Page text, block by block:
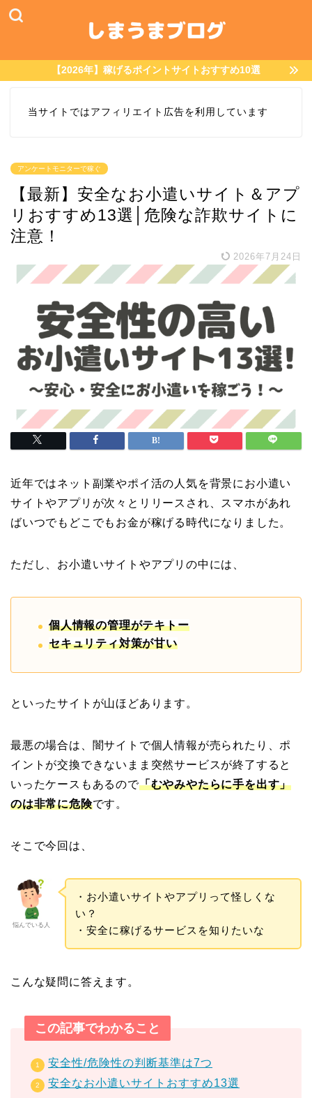
【2026年】稼げるポイントサイトおすすめ10選
当サイトではアフィリエイト広告を利用しています
アンケートモニターで稼ぐ
【最新】安全なお小遣いサイト＆アプ
リおすすめ13選│危険な詐欺サイトに
注意！
2026年7月24日
近年ではネット副業やポイ活の人気を背景にお小遣い
サイトやアプリが次々とリリースされ、スマホがあれ
ばいつでもどこでもお金が稼げる時代になりました。
ただし、お小遣いサイトやアプリの中には、
個人情報の管理がテキトー
セキュリティ対策が甘い
といったサイトが山ほどあります。
最悪の場合は、闇サイトで個人情報が売られたり、ポ
イントが交換できないまま突然サービスが終了すると
いったケースもあるので「むやみやたらに手を出す」
のは非常に危険です。
そこで今回は、
悩んでいる人
・お小遣いサイトやアプリって怪しくな
い？
・安全に稼げるサービスを知りたいな
こんな疑問に答えます。
この記事でわかること
安全性/危険性の判断基準は7つ
安全なお小遣いサイトおすすめ13選